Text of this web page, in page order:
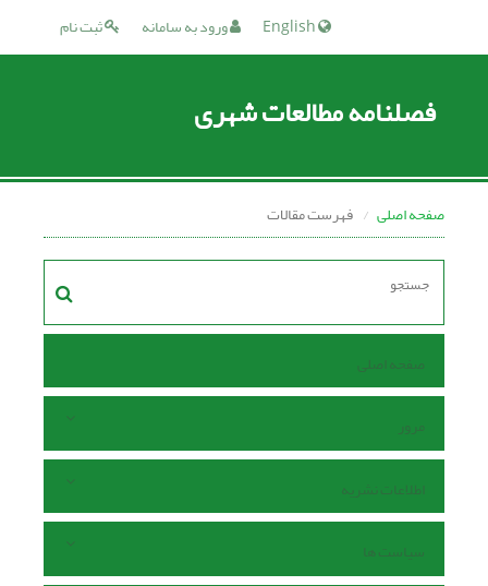
ثبت نام ورود به سامانه
فصلنامه مطالعات شهری
صفحه اصلی فهرست مقالات
صفحه اصلی
مرور
اطلاعات نشریه
سیاست ها